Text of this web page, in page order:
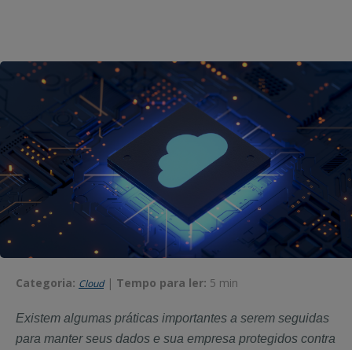
Categoria: Cloud | Tempo para ler: 5 min
Existem algumas práticas importantes a serem seguidas
para manter seus dados e sua empresa protegidos contra